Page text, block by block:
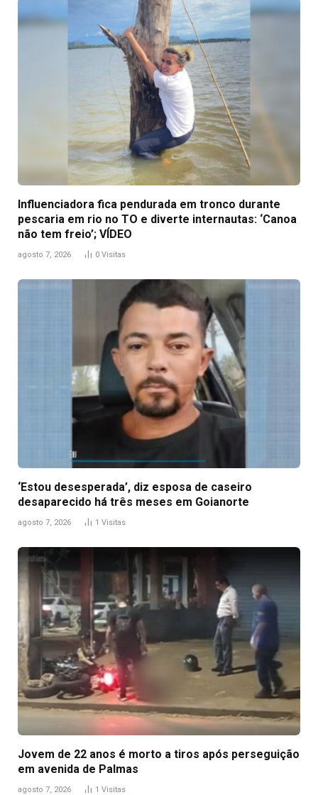
Influenciadora fica pendurada em tronco durante
pescaria em rio no TO e diverte internautas: ‘Canoa
não tem freio’; VÍDEO
agosto 7, 2026 0 Visitas
‘Estou desesperada’, diz esposa de caseiro
desaparecido há três meses em Goianorte
agosto 7, 2026 1 Visitas
Jovem de 22 anos é morto a tiros após perseguição
em avenida de Palmas
agosto 7, 2026 1 Visitas